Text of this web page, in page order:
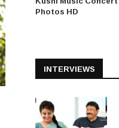
Photos HD
INTERVIEWS